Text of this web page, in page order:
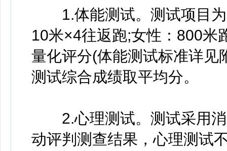
1.体能测试。测试项目为
10米×4往返跑;女性：800米
量化评分(体能测试标准详见
测试综合成绩取平均分。
2.心理测试。测试采用消
动评判测查结果，心理测试